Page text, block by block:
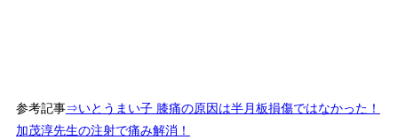
参考記事⇒いとうまい子 膝痛の原因は半月板損傷ではなかった！
加茂淳先生の注射で痛み解消！